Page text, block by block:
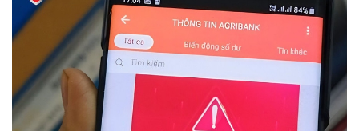
Pháp luật
Vụ án
Tin nóng
Tư vấn luật
Việt Nam
Phân tích